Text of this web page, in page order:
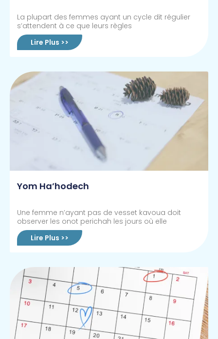
La plupart des femmes ayant un cycle dit régulier
s’attendent à ce que leurs règles
Lire Plus >>
Yom Ha’hodech
Une femme n’ayant pas de vesset kavoua doit
observer les onot perichah les jours où elle
Lire Plus >>